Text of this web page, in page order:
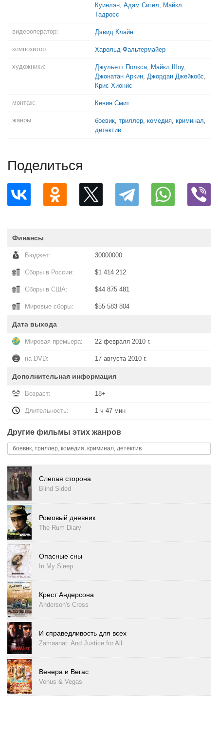
Куинлэн, Адам Сигел, Майкл
Тадросс
видеооператор: Дэвид Клайн
композитор: Харольд Фальтермайер
художники: Джульетт Полкса, Майкл Шоу,
Джонатан Аркин, Джордан Джейкобс,
Крис Хионис
монтаж: Кевин Смит
жанры: боевик, триллер, комедия, криминал,
детектив
Поделиться
Финансы
Бюджет: 30000000
Сборы в России: $1 414 212
Сборы в США: $44 875 481
Мировые сборы: $55 583 804
Дата выхода
Мировая премьера: 22 февраля 2010 г.
на DVD: 17 августа 2010 г.
Дополнительная информация
Возраст: 18+
Длительность: 1 ч 47 мин
Другие фильмы этих жанров
боевик, триллер, комедия, криминал, детектив
Слепая сторона
Blind Sided
Ромовый дневник
The Rum Diary
Опасные сны
In My Sleep
Крест Андерсона
Anderson's Cross
И справедливость для всех
Zamaanat: And Justice for All
Венера и Вегас
Venus & Vegas